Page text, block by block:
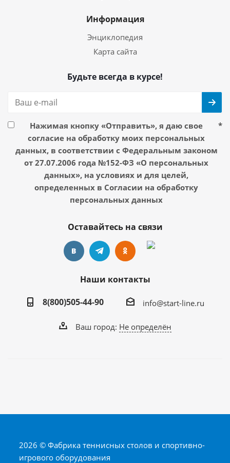
Информация
Энциклопедия
Карта сайта
Будьте всегда в курсе!
Нажимая кнопку «Отправить», я даю свое
согласие на обработку моих персональных
данных, в соответствии с Федеральным законом
от 27.07.2006 года №152-ФЗ «О персональных
данных», на условиях и для целей,
определенных в Согласии на обработку
персональных данных
*
Оставайтесь на связи
Наши контакты
8(800)505-44-90
info@start-line.ru
Ваш город: Не определён
2026 © Фабрика теннисных столов и спортивно-
игрового оборудования